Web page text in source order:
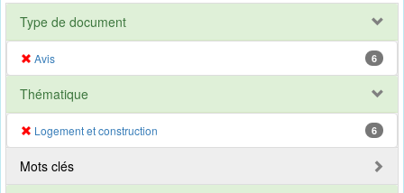
Type de document
Avis 6
Thématique
Logement et construction 6
Mots clés